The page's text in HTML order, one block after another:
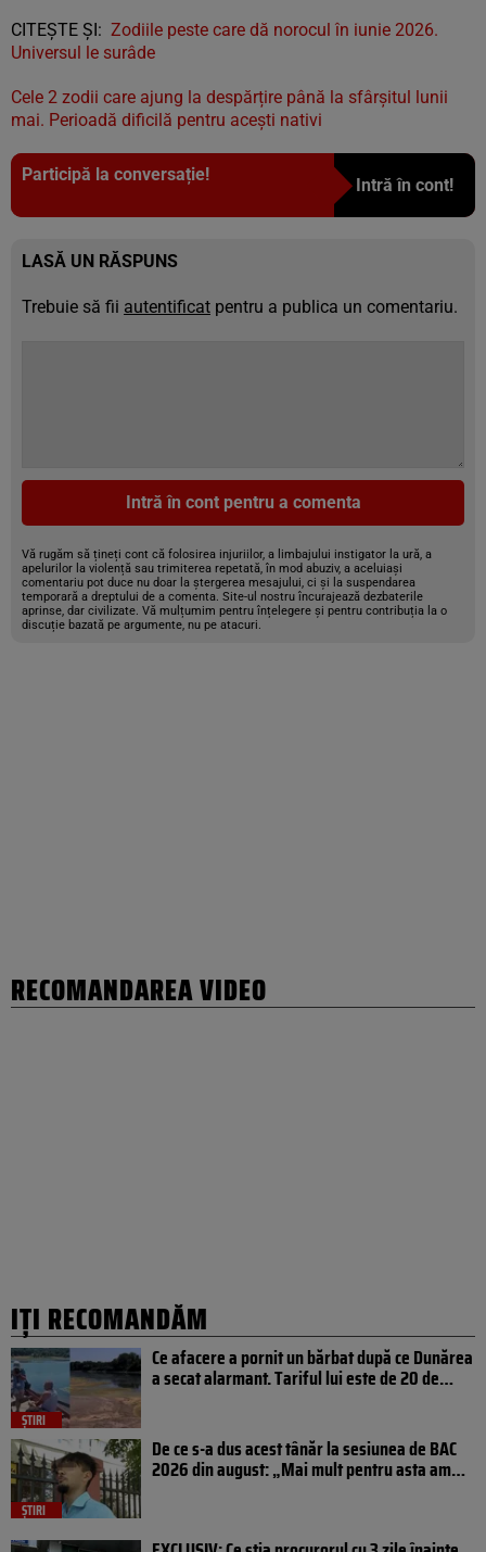
CITEȘTE ȘI: Zodiile peste care dă norocul în iunie 2026.
Universul le surâde
Cele 2 zodii care ajung la despărțire până la sfârșitul lunii
mai. Perioadă dificilă pentru acești nativi
Participă la conversație!
Intră în cont!
LASĂ UN RĂSPUNS
Trebuie să fii autentificat pentru a publica un comentariu.
Intră în cont pentru a comenta
Vă rugăm să țineți cont că folosirea injuriilor, a limbajului instigator la ură, a
apelurilor la violență sau trimiterea repetată, în mod abuziv, a aceluiași
comentariu pot duce nu doar la ștergerea mesajului, ci și la suspendarea
temporară a dreptului de a comenta. Site-ul nostru încurajează dezbaterile
aprinse, dar civilizate. Vă mulțumim pentru înțelegere și pentru contribuția la o
discuție bazată pe argumente, nu pe atacuri.
RECOMANDAREA VIDEO
IȚI RECOMANDĂM
ȘTIRI
Ce afacere a pornit un bărbat după ce Dunărea
a secat alarmant. Tariful lui este de 20 de…
ȘTIRI
De ce s-a dus acest tânăr la sesiunea de BAC
2026 din august: „Mai mult pentru asta am…